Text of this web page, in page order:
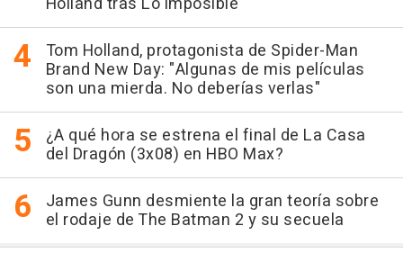
Tom Holland, protagonista de Spider-Man
Brand New Day: "Algunas de mis películas
son una mierda. No deberías verlas"
¿A qué hora se estrena el final de La Casa
del Dragón (3x08) en HBO Max?
James Gunn desmiente la gran teoría sobre
el rodaje de The Batman 2 y su secuela